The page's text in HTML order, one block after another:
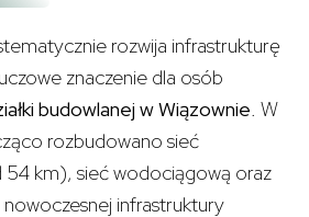
rozwija infrastrukturę
znaczenie dla osób
budowlanej w Wiązownie. W
rozbudowano sieć
54 km), sieć wodociągową oraz
infrastruktury